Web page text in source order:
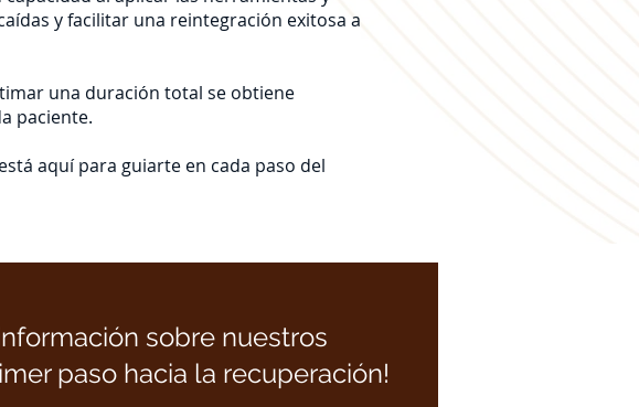
y facilitar una reintegración exitosa a
una duración total se obtiene
paciente.
aquí para guiarte en cada paso del
sobre nuestros
paso hacia la recuperación!